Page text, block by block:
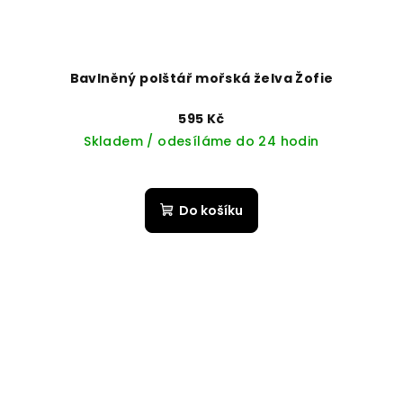
Bavlněný polštář mořská želva Žofie
595 Kč
Skladem / odesíláme do 24 hodin
Do košíku